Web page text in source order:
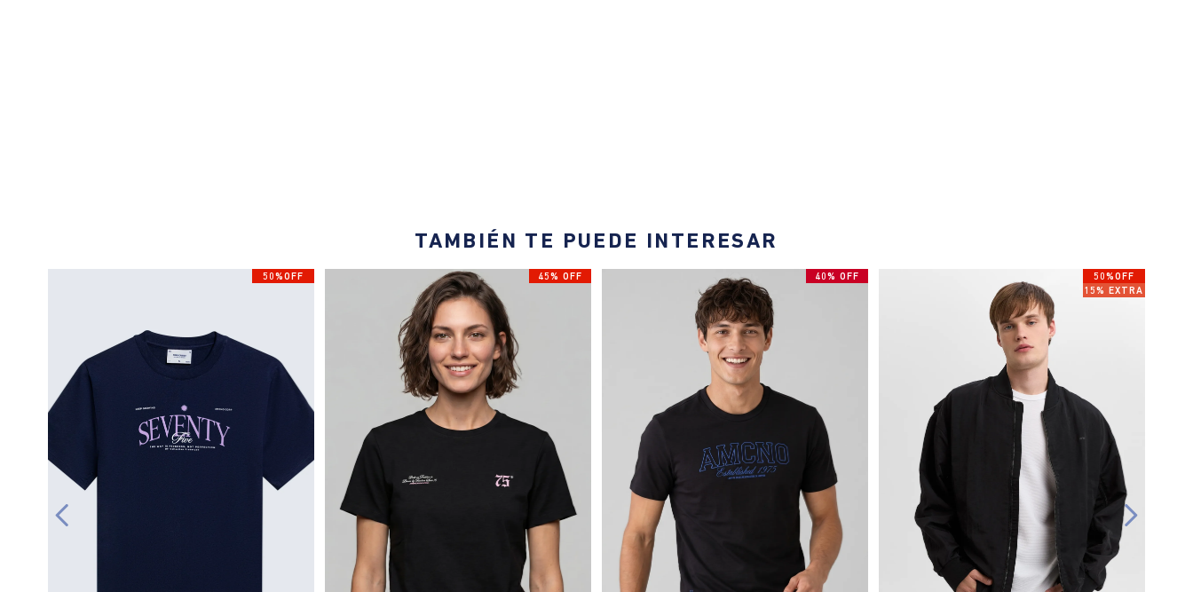
TAMBIÉN TE PUEDE INTERESAR
50%OFF 45% OFF 40% OFF
50%OFF
15% EXTRA